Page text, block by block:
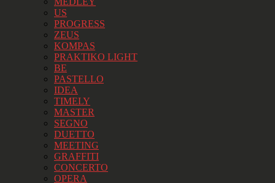
US
PROGRESS
ZEUS
KOMPAS
PRAKTIKO LIGHT
BE
PASTELLO
IDEA
TIMELY
MASTER
SEGNO
DUETTO
MEETING
GRAFFITI
CONCERTO
OPERA